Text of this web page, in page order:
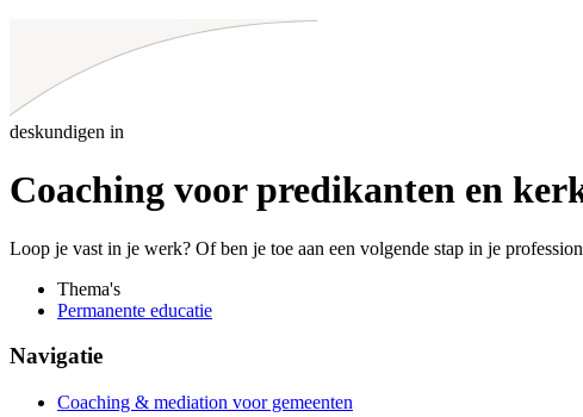
deskundigen in
Coaching voor predikanten en
Loop je vast in je werk? Of ben je toe aan een volgende stap in je
Thema's
Permanente educatie
Navigatie
Coaching & mediation voor gemeenten